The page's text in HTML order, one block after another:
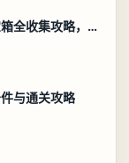
明日方舟终末地阿伯莉采石场宝箱全收集攻略，全点位分布图与路线
与通关攻略